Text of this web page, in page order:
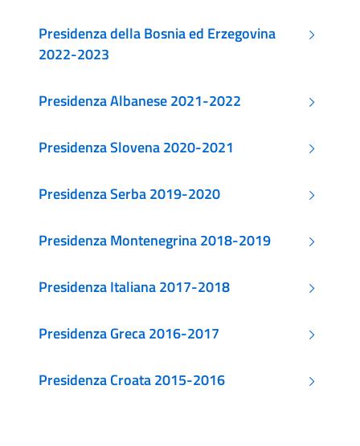
Presidenza della Bosnia ed Erzegovina
2022-2023
Presidenza Albanese 2021-2022
Presidenza Slovena 2020-2021
Presidenza Serba 2019-2020
Presidenza Montenegrina 2018-2019
Presidenza Italiana 2017-2018
Presidenza Greca 2016-2017
Presidenza Croata 2015-2016